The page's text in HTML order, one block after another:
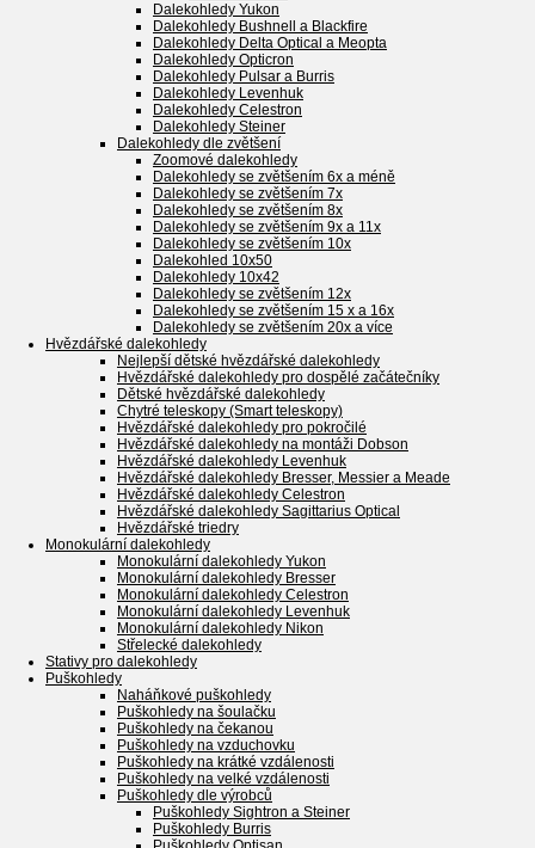
Dalekohledy Yukon
Dalekohledy Bushnell a Blackfire
Dalekohledy Delta Optical a Meopta
Dalekohledy Opticron
Dalekohledy Pulsar a Burris
Dalekohledy Levenhuk
Dalekohledy Celestron
Dalekohledy Steiner
Dalekohledy dle zvětšení
Zoomové dalekohledy
Dalekohledy se zvětšením 6x a méně
Dalekohledy se zvětšením 7x
Dalekohledy se zvětšením 8x
Dalekohledy se zvětšením 9x a 11x
Dalekohledy se zvětšením 10x
Dalekohled 10x50
Dalekohledy 10x42
Dalekohledy se zvětšením 12x
Dalekohledy se zvětšením 15 x a 16x
Dalekohledy se zvětšením 20x a více
Hvězdářské dalekohledy
Nejlepší dětské hvězdářské dalekohledy
Hvězdářské dalekohledy pro dospělé začátečníky
Dětské hvězdářské dalekohledy
Chytré teleskopy (Smart teleskopy)
Hvězdářské dalekohledy pro pokročilé
Hvězdářské dalekohledy na montáži Dobson
Hvězdářské dalekohledy Levenhuk
Hvězdářské dalekohledy Bresser, Messier a Meade
Hvězdářské dalekohledy Celestron
Hvězdářské dalekohledy Sagittarius Optical
Hvězdářské triedry
Monokulární dalekohledy
Monokulární dalekohledy Yukon
Monokulární dalekohledy Bresser
Monokulární dalekohledy Celestron
Monokulární dalekohledy Levenhuk
Monokulární dalekohledy Nikon
Střelecké dalekohledy
Stativy pro dalekohledy
Puškohledy
Naháňkové puškohledy
Puškohledy na šoulačku
Puškohledy na čekanou
Puškohledy na vzduchovku
Puškohledy na krátké vzdálenosti
Puškohledy na velké vzdálenosti
Puškohledy dle výrobců
Puškohledy Sightron a Steiner
Puškohledy Burris